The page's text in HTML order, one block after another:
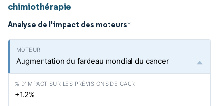
chimiothérapie
Analyse de l'impact des moteurs*
Augmentation du fardeau mondial du cancer
+1.2%